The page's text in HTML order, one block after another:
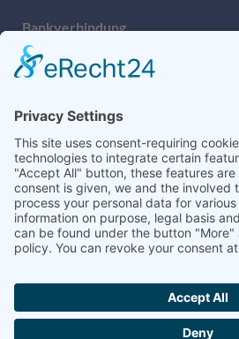
Bankverbindung
Sparkasse Hochfranken
IBAN: DE27 7805 0000 0222 1672
Wir sind auch auf Facebook!
Hochschulseelsorge